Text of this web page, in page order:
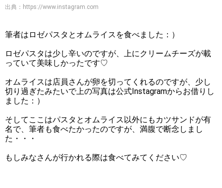
出典： https://www.instagram.com
筆者はロゼパスタとオムライスを食べました：）
ロゼパスタは少し辛いのですが、上にクリームチーズが載
っていて美味しかったです♡
オムライスは店員さんが卵を切ってくれるのですが、少し
切り過ぎたみたいで上の写真は公式Instagramからお借りし
ました：）
そしてここはパスタとオムライス以外にもカツサンドが有
名で、筆者も食べたかったのですが、満腹で断念しまし
た・・・
もしみなさんが行かれる際は食べてみてください♡